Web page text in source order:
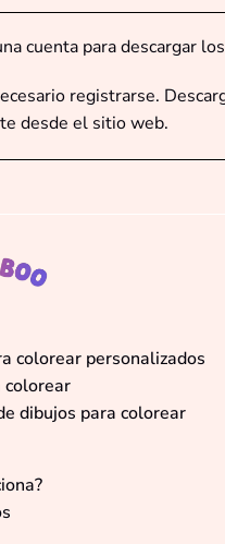
cuenta para descargar
registrarse.
desde el sitio web.
colorear personalizados
colorear
dibujos para colorear